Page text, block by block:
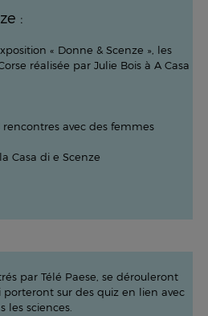
:
« Donne & Scenze », les
réalisée par Julie Bois à A Casa
rencontres avec des femmes
Casa di e Scenze
par Télé Paese, se dérouleront
sur des quiz en lien avec
les sciences.